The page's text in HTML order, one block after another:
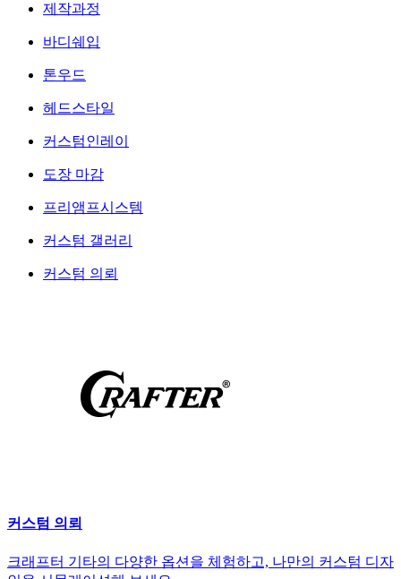
제작과정
바디쉐입
톤우드
헤드스타일
커스텀인레이
도장 마감
프리앰프시스템
커스텀 갤러리
커스텀 의뢰
커스텀 의뢰
크래프터 기타의 다양한 옵션을 체험하고, 나만의 커스텀 디자